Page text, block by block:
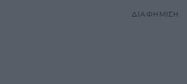
ΔΙΑΦΗΜΙΣΗ